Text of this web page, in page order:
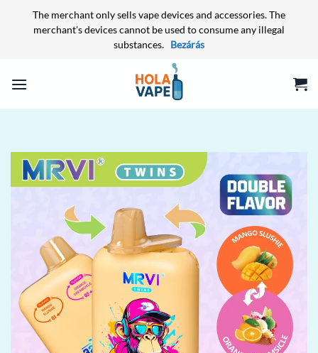
The merchant only sells vape devices and accessories. The
merchant's devices cannot be used to consume any illegal
substances. Bezárás